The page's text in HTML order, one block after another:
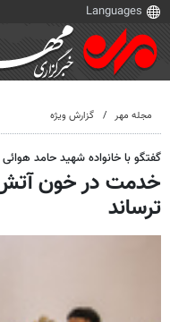
مجله مهر گزارش ویژه
گفتگو با خانواده شهید حامد
خدمت در خون
ترساند